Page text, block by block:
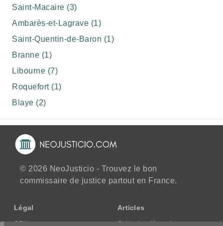
Saint-Macaire (3)
Ambarès-et-Lagrave (1)
Saint-Quentin-de-Baron (1)
Branne (1)
Libourne (7)
Roquefort (1)
Blaye (2)
© 2026 NeoJusticio - Trouvez le bon
commissaire de justice partout en France.
Légal
CGU
Articles
Guide des démarches